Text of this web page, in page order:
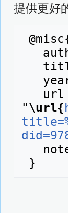
提供更好
"\url{